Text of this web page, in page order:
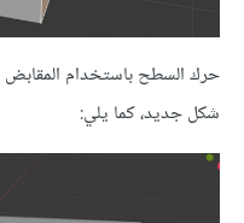
حرك السطح باستخدام المقابض
شكل جديد، كما يلي: